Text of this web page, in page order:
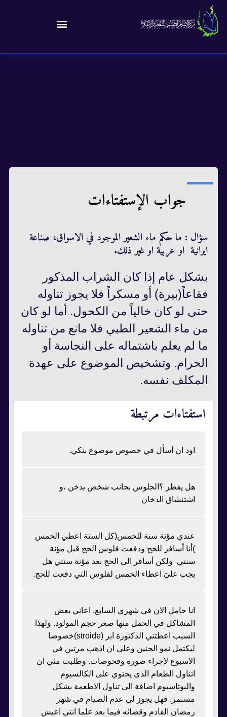
جواب الإستفتاءات
سؤال : ما حكم ماء الشعير الموجود في الاسواق، صناعة
ايرانية او عربية او غير ذلك.
بشکل عام إذا كان الشراب المذكور
فقاعاً(بيرة) أو مسكراً فلا يجوز تناوله
حتى لو كان خالياً من الكحول. أما لو كان
من ماء الشعير الطبي فلا مانع من تناوله
ما لم يعلم باشتماله على النجاسة أو
الحرام. وتشخيص الموضوع على عهدة
المكلف نفسه.
استفتاءات مرتبطة
اود ان أسأل في خصوص موضوع بنكي.
هل يفطر ؟الجلوس بجانب شخص يدخن ،و
اشتنشاق الدخان
عندي مؤنة سنة للخمس(كل السنة اعطي الخمس
)أنا أسافر للحج ودفعت فلوس الحج قبل مؤنة
سنتي ولكن أسافر الى الحج بعد مؤنة سنتي هل
يجب عليَ اعطاء الخمس لفلوس التي دفعت للحج.
انا حامل الان في شهري السابع. اعاني بعض
المشاكل في الحمل منها صغر حجم المولود. ولهذا
السبب اعطتني الدكتورة ابر (stroide)خصوصا
ليكتمل نمو الجنين وعلي ان اذهب مرتين في
الاسبوع لإجراء صورة وفحوصات. وطلبت مني ان
اتناول الطعام الذي يحتوي على الكالسيوم
والبوتاسيوم اضافة الى تناول الاطعمة بشكل
مستمر. فهل يجوز لي عدم الصيام في شهر
رمضان القادم وقضائه فيما بعد علما انني اعيش